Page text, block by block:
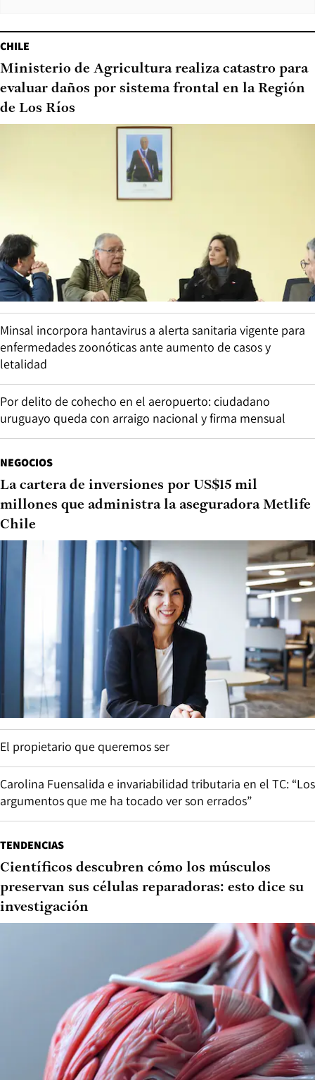
CHILE
Ministerio de Agricultura realiza catastro para
evaluar daños por sistema frontal en la Región
de Los Ríos
Minsal incorpora hantavirus a alerta sanitaria vigente para
enfermedades zoonóticas ante aumento de casos y
letalidad
Por delito de cohecho en el aeropuerto: ciudadano
uruguayo queda con arraigo nacional y firma mensual
NEGOCIOS
La cartera de inversiones por US$15 mil
millones que administra la aseguradora Metlife
Chile
El propietario que queremos ser
Carolina Fuensalida e invariabilidad tributaria en el TC: “Los
argumentos que me ha tocado ver son errados”
TENDENCIAS
Científicos descubren cómo los músculos
preservan sus células reparadoras: esto dice su
investigación